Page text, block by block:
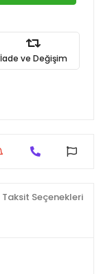
İade ve Değişim
Taksit Seçenekleri